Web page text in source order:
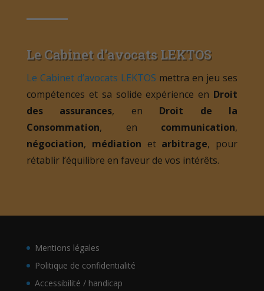
Le Cabinet d’avocats LEKTOS
Le Cabinet d’avocats LEKTOS mettra en jeu ses
compétences et sa solide expérience en Droit
des assurances, en Droit de la
Consommation, en communication,
négociation, médiation et arbitrage, pour
rétablir l’équilibre en faveur de vos intérêts.
Mentions légales
Politique de confidentialité
Accessibilité / handicap